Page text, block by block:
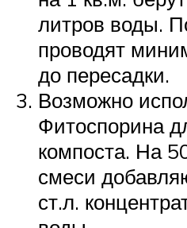
литров воды.
проводят
до пересадки.
Возможно
Фитоспорина
компоста. На
смеси
ст.л.